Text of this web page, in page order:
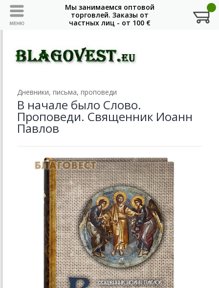
Дневники, письма, проповеди
В начале было Слово.
Проповеди. Священник Иоанн
Павлов